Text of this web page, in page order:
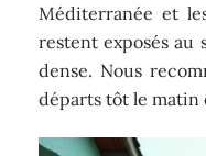
Méditerranée et
restent exposés au
dense. Nous
départs tôt le